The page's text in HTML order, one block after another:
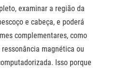
examinar a região da
e cabeça, e poderá
complementares, como
magnética ou
Isso porque